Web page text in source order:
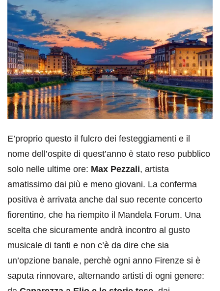
E’proprio questo il fulcro dei festeggiamenti e il
nome dell’ospite di quest’anno è stato reso pubblico
solo nelle ultime ore: Max Pezzali, artista
amatissimo dai più e meno giovani. La conferma
positiva è arrivata anche dal suo recente concerto
fiorentino, che ha riempito il Mandela Forum. Una
scelta che sicuramente andrà incontro al gusto
musicale di tanti e non c’è da dire che sia
un’opzione banale, perchè ogni anno Firenze si è
saputa rinnovare, alternando artisti di ogni genere: